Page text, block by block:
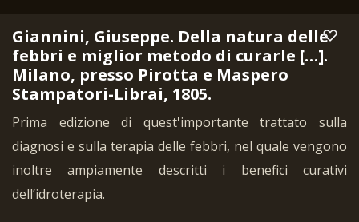
Giannini, Giuseppe. Della natura delle
febbri e miglior metodo di curarle […].
Milano, presso Pirotta e Maspero
Stampatori-Librai, 1805.
Prima edizione di quest'importante trattato sulla
diagnosi e sulla terapia delle febbri, nel quale vengono
inoltre ampiamente descritti i benefici curativi
dell’idroterapia.